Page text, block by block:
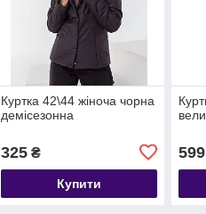
Куртка 42\44 жіноча чорна
демісезонна
325₴
Купити
599